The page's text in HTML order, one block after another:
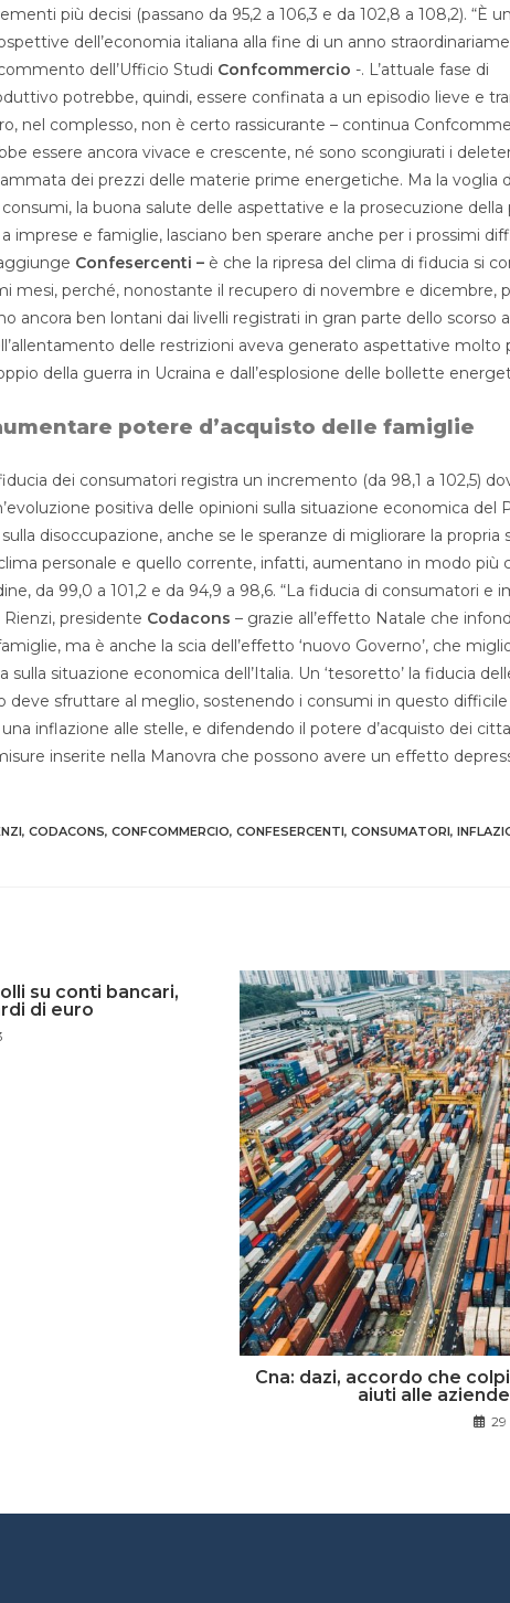
più decisi (passano da 95,2 a 106,3 e da 102,8 a 108,2). “È
dell’economia italiana alla fine di un anno
dell’Ufficio Studi Confcommercio -. L’attuale fase di
potrebbe, quindi, essere confinata a un episodio lieve e
nel complesso, non è certo rassicurante – continua
essere ancora vivace e crescente, né sono scongiurati i
dei prezzi delle materie prime energetiche. Ma la voglia
la buona salute delle aspettative e la prosecuzione della
imprese e famiglie, lasciano ben sperare anche per i prossimi
Confesercenti – è che la ripresa del clima di fiducia si
mesi, perché, nonostante il recupero di novembre e dicembre,
ancora ben lontani dai livelli registrati in gran parte dello scorso
delle restrizioni aveva generato aspettative molto
della guerra in Ucraina e dall’esplosione delle bollette
potere d’acquisto delle famiglie
dei consumatori registra un incremento (da 98,1 a 102,5)
positiva delle opinioni sulla situazione economica del
disoccupazione, anche se le speranze di migliorare la propria
personale e quello corrente, infatti, aumentano in modo più
da 99,0 a 101,2 e da 94,9 a 98,6. “La fiducia di consumatori e
presidente Codacons – grazie all’effetto Natale che
ma è anche la scia dell’effetto ‘nuovo Governo’, che
sulla situazione economica dell’Italia. Un ‘tesoretto’ la fiducia
deve sfruttare al meglio, sostenendo i consumi in questo
inflazione alle stelle, e difendendo il potere d’acquisto dei
inserite nella Manovra che possono avere un effetto
, CODACONS, CONFCOMMERCIO, CONFESERCENTI, CONSUMATORI,
su conti bancari,
di euro
Cna: dazi, accordo che
aiuti alle
29